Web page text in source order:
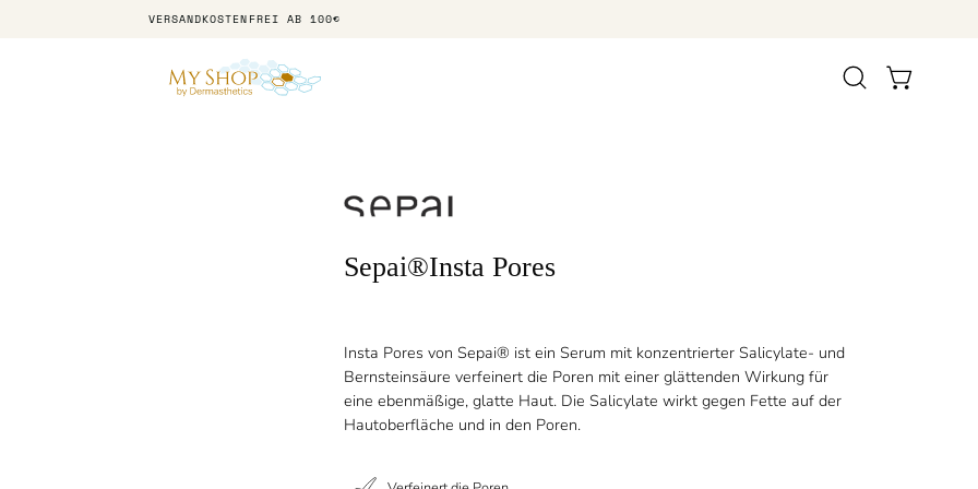
VERSANDKOSTENFREI AB 100€
Suchleiste
Sepai®Insta Pores
Insta Pores von Sepai® ist ein Serum mit konzentrierter Salicylate- und
Bernsteinsäure verfeinert die Poren mit einer glättenden Wirkung für
eine ebenmäßige, glatte Haut. Die Salicylate wirkt gegen Fette auf der
Hautoberfläche und in den Poren.